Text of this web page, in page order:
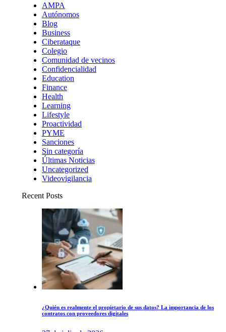
AMPA
Autónomos
Blog
Business
Ciberataque
Colegio
Comunidad de vecinos
Confidencialidad
Education
Finance
Health
Learning
Lifestyle
Proactividad
PYME
Sanciones
Sin categoría
Últimas Noticias
Uncategorized
Videovigilancia
Recent Posts
¿Quién es realmente el propietario de sus datos? La importancia de los
contratos con proveedores digitales